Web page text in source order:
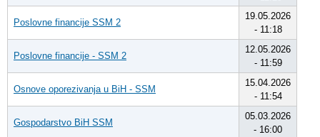
Poslovne financije SSM 2
19.05.2026
- 11:18
Poslovne financije - SSM 2
12.05.2026
- 11:59
Osnove oporezivanja u BiH - SSM
15.04.2026
- 11:54
Gospodarstvo BiH SSM
05.03.2026
- 16:00